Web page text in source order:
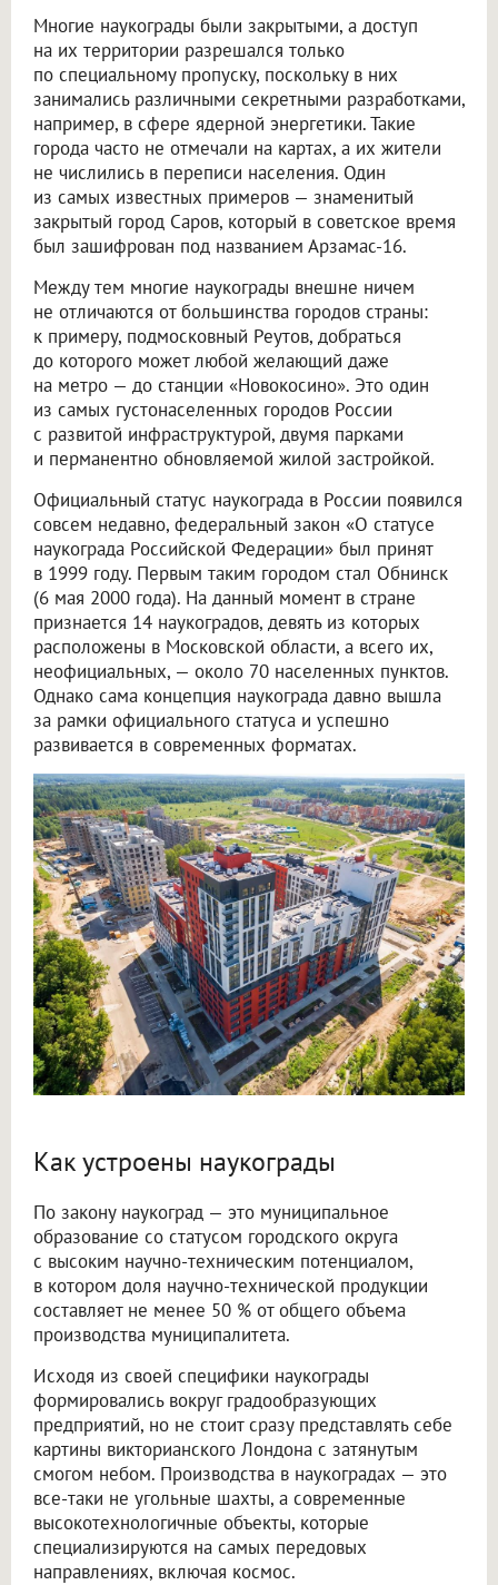
Многие наукограды были закрытыми, а доступ
на их территории разрешался только
по специальному пропуску, поскольку в них
занимались различными секретными разработками,
например, в сфере ядерной энергетики. Такие
города часто не отмечали на картах, а их жители
не числились в переписи населения. Один
из самых известных примеров — знаменитый
закрытый город Саров, который в советское время
был зашифрован под названием Арзамас-16.
Между тем многие наукограды внешне ничем
не отличаются от большинства городов страны:
к примеру, подмосковный Реутов, добраться
до которого может любой желающий даже
на метро — до станции «Новокосино». Это один
из самых густонаселенных городов России
с развитой инфраструктурой, двумя парками
и перманентно обновляемой жилой застройкой.
Официальный статус наукограда в России появился
совсем недавно, федеральный закон «О статусе
наукограда Российской Федерации» был принят
в 1999 году. Первым таким городом стал Обнинск
(6 мая 2000 года). На данный момент в стране
признается 14 наукоградов, девять из которых
расположены в Московской области, а всего их,
неофициальных, — около 70 населенных пунктов.
Однако сама концепция наукограда давно вышла
за рамки официального статуса и успешно
развивается в современных форматах.
Как устроены наукограды
По закону наукоград — это муниципальное
образование со статусом городского округа
с высоким научно-техническим потенциалом,
в котором доля научно-технической продукции
составляет не менее 50 % от общего объема
производства муниципалитета.
Исходя из своей специфики наукограды
формировались вокруг градообразующих
предприятий, но не стоит сразу представлять себе
картины викторианского Лондона с затянутым
смогом небом. Производства в наукоградах — это
все-таки не угольные шахты, а современные
высокотехнологичные объекты, которые
специализируются на самых передовых
направлениях, включая космос.